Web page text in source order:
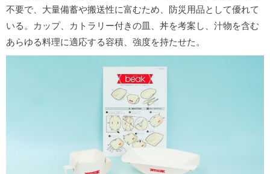
不要で、大量備蓄や搬送性に富むため、防災用品として優れて
いる。カップ、カトラリー付きの皿、丼を考案し、汁物を含む
あらゆる料理に適応する容積、強度を持たせた。